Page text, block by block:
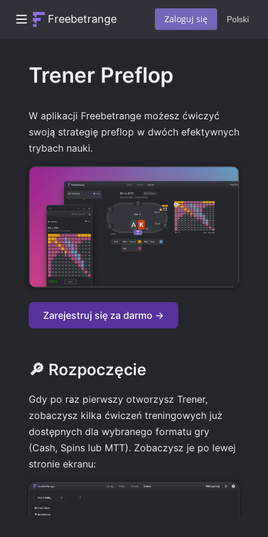
Freebetrange Zaloguj się Polski
Trener Preflop
W aplikacji Freebetrange możesz ćwiczyć
swoją strategię preflop w dwóch efektywnych
trybach nauki.
Zarejestruj się za darmo →
🔎 Rozpoczęcie
Gdy po raz pierwszy otworzysz Trener,
zobaczysz kilka ćwiczeń treningowych już
dostępnych dla wybranego formatu gry
(Cash, Spins lub MTT). Zobaczysz je po lewej
stronie ekranu: